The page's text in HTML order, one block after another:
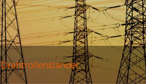
Drahtrollenständer